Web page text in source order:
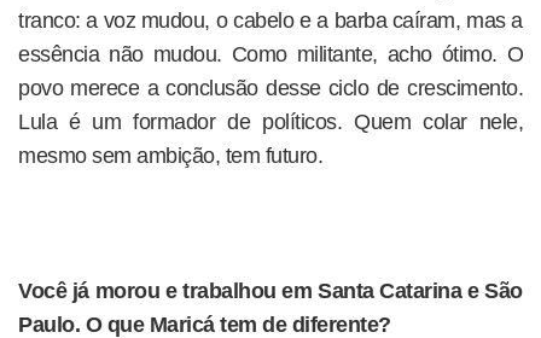
tranco: a voz mudou, o cabelo e a barba caíram, mas a
essência não mudou. Como militante, acho ótimo. O
povo merece a conclusão desse ciclo de crescimento.
Lula é um formador de políticos. Quem colar nele,
mesmo sem ambição, tem futuro.
Você já morou e trabalhou em Santa Catarina e São
Paulo. O que Maricá tem de diferente?